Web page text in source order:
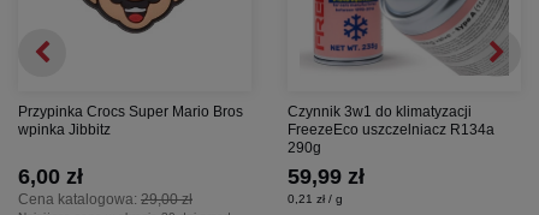
Przypinka Crocs Super Mario Bros
wpinka Jibbitz
Cena katalogowa: 29,00 zł
6,00 zł
Czynnik 3w1 do klimatyzacji
FreezeEco uszczelniacz R134a
290g
59,99 zł
0,21 zł / g